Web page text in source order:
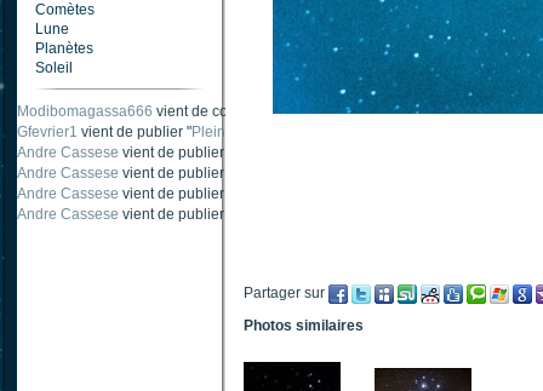
Comètes
Lune
Planètes
Soleil
Carnabystreetvient de publier "Ombre traînée de condensation".
Modibomagassa666vient de commenter "
Gfevrier1vient de publier "Pleine Lune - 9 Aout 205
Andre Cassese vient de publier "
Andre Cassese vient de publier "
Andre Cassese vient de publier "
Partager sur
Photos similaires